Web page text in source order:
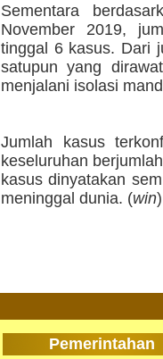
Sementara
November 2019,
tinggal 6 kasus. Dari
satupun yang
menjalani isolasi
Jumlah kasus
keseluruhan
kasus dinyatakan
meninggal dunia. (win)
Pemerintahan